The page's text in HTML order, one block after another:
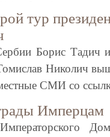
тур
Борис Тадич
Николич
СМИ со
Имперцам